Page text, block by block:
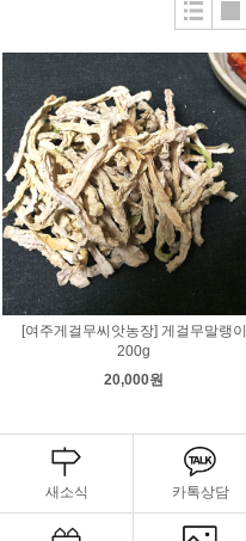
[여주게걸무씨앗농장] 게걸무말랭이
200g
20,000원
새소식 카톡상담